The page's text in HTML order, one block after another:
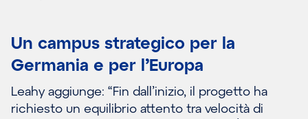
Un campus strategico per la
Germania e per l’Europa
Leahy aggiunge: “Fin dall’inizio, il progetto ha
richiesto un equilibrio attento tra velocità di